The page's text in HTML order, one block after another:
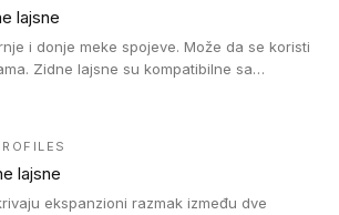
lajsne
i donje meke spojeve. Može da se koristi
Zidne lajsne su kompatibilne sa
lajsne
ekspanzioni razmak između dve